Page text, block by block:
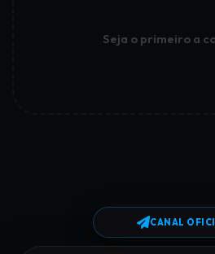
Seja o primeiro a
CANAL